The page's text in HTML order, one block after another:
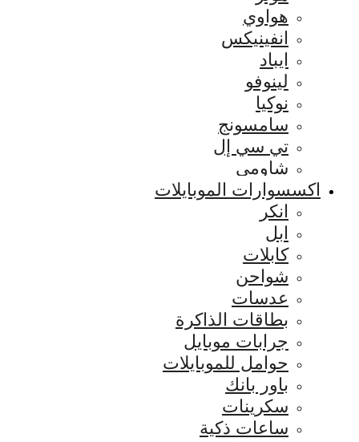
هواوي
انفينيكس
ايباد
لينوفو
نوكيا
سامسونج
تي سي إل
شاومي
اكسسوارات الموبايلات
انكر
ابل
كابلات
شواحن
عدسات
بطاقات الذاكرة
جرابات موبايل
حوامل للموبايلات
باور بانك
سكرينات
ساعات ذكية